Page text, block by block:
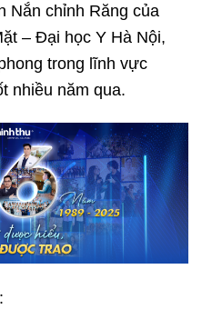
Nắn chỉnh Răng của
– Đại học Y Hà Nội,
trong lĩnh vực
nhiều năm qua.